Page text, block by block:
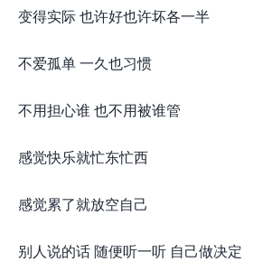
变得实际 也许好也许坏各一半
不爱孤单 一久也习惯
不用担心谁 也不用被谁管
感觉快乐就忙东忙西
感觉累了就放空自己
别人说的话 随便听一听 自己做决定